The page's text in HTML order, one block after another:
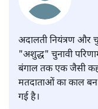
अदालती नियंत्रण और
"अशुद्ध" चुनावी
बंगाल तक एक जैसी
मतदाताओं का काल
गई है।